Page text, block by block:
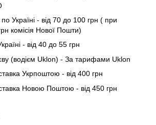
Україні - від 70 до 100 грн ( при
комісія Нової Пошти)
- від 40 до 55 грн
(водієм Uklon) - За тарифами Uklon
Укрпоштою - від 400 грн
Новою Поштою - від 450 грн